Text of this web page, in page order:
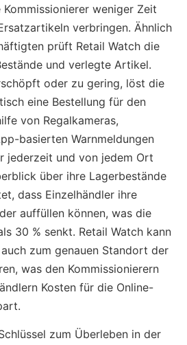
weniger Zeit
verbringen. Ähnlich
prüft Retail Watch die
und verlegte Artikel.
oder zu gering, löst die
eine Bestellung für den
von Regalkameras,
basierten Warnmeldungen
jederzeit und von jedem Ort
über ihre Lagerbestände
dass Einzelhändler ihre
auffüllen können, was die
30 % senkt. Retail Watch kann
zum genauen Standort der
was den Kommissionierern
Kosten für die Online-
zum Überleben in der